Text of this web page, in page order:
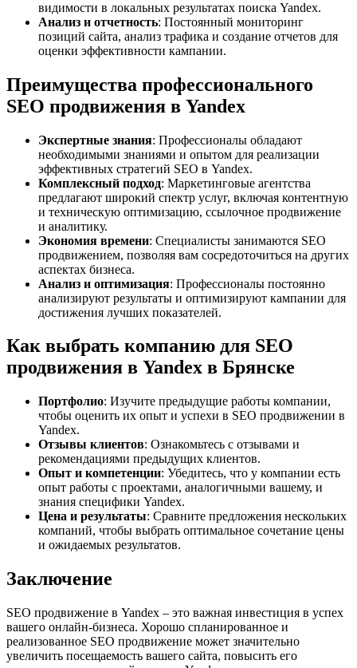
видимости в локальных результатах поиска Yandex.
Анализ и отчетность: Постоянный мониторинг
позиций сайта, анализ трафика и создание отчетов для
оценки эффективности кампании.
Преимущества профессионального
SEO продвижения в Yandex
Экспертные знания: Профессионалы обладают
необходимыми знаниями и опытом для реализации
эффективных стратегий SEO в Yandex.
Комплексный подход: Маркетинговые агентства
предлагают широкий спектр услуг, включая контентную
и техническую оптимизацию, ссылочное продвижение
и аналитику.
Экономия времени: Специалисты занимаются SEO
продвижением, позволяя вам сосредоточиться на других
аспектах бизнеса.
Анализ и оптимизация: Профессионалы постоянно
анализируют результаты и оптимизируют кампании для
достижения лучших показателей.
Как выбрать компанию для SEO
продвижения в Yandex в Брянске
Портфолио: Изучите предыдущие работы компании,
чтобы оценить их опыт и успехи в SEO продвижении в
Yandex.
Отзывы клиентов: Ознакомьтесь с отзывами и
рекомендациями предыдущих клиентов.
Опыт и компетенции: Убедитесь, что у компании есть
опыт работы с проектами, аналогичными вашему, и
знания специфики Yandex.
Цена и результаты: Сравните предложения нескольких
компаний, чтобы выбрать оптимальное сочетание цены
и ожидаемых результатов.
Заключение
SEO продвижение в Yandex – это важная инвестиция в успех
вашего онлайн-бизнеса. Хорошо спланированное и
реализованное SEO продвижение может значительно
увеличить посещаемость вашего сайта, повысить его